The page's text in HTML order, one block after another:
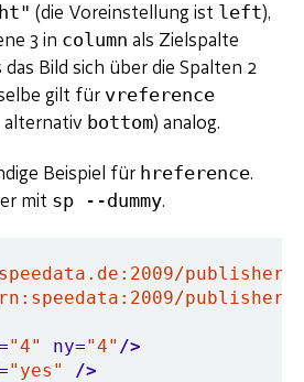
(die Voreinstellung ist left),
3 in column als Zielspalte
Bild sich über die Spalten 2
gilt für vreference
alternativ bottom) analog.
Beispiel für hreference.
mit sp --dummy.
publisher/
"4" ny="4" />
"yes" />